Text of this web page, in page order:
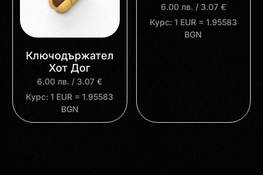
Ключодържател
Хот Дог
6.00лв. / 3.07 €
Курс: 1 EUR = 1.95583
BGN
6.00 лв. / 3.07 €
Курс: 1 EUR = 1.95583
BGN